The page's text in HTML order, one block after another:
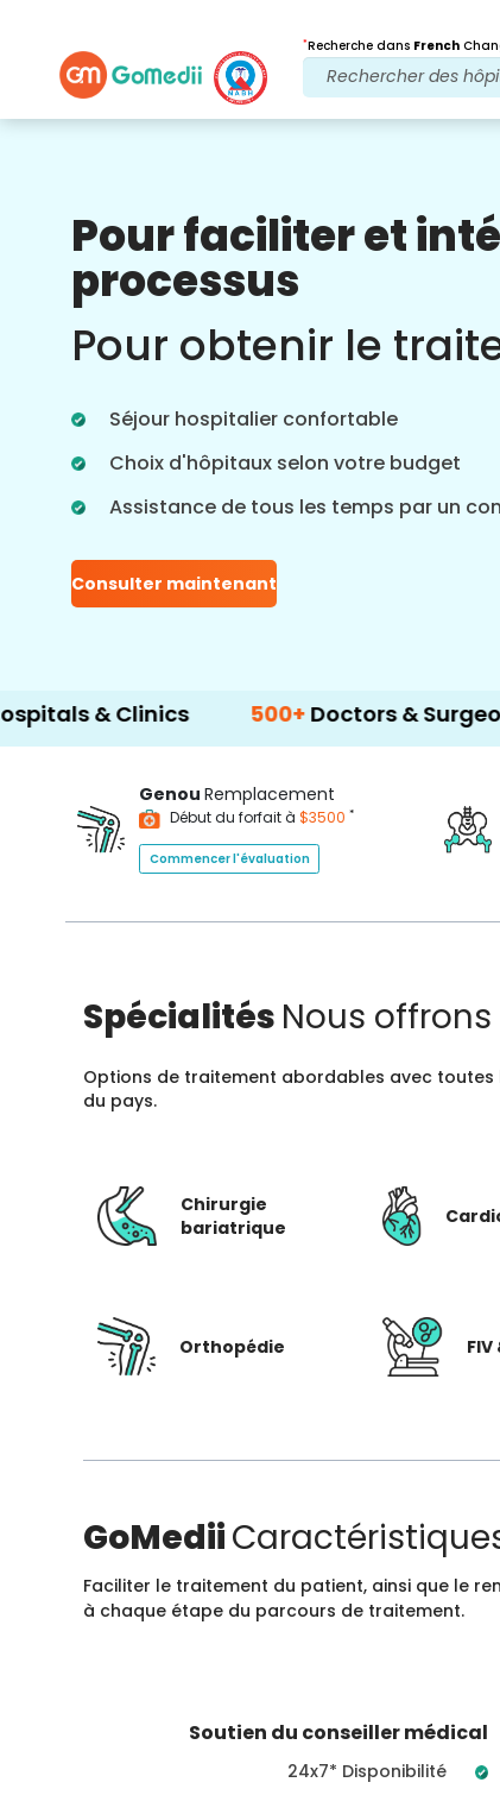
*Recherche dans French
Pour faciliter et
processus
Pour obtenir le
Séjour hospitalier confortable
Choix d'hôpitaux selon votre budget
Assistance de tous les temps par un
Consulter maintenant
Nos avantages
Vidéo en ligne
Consultations
Consultation en ligne avec nos
réel pour une meilleure expérience de
500+ Doctors & Surgeons 14+
Genou Remplacement
Début du forfait à $3500 *
Commencer l'évaluation
Spécialités Nous offrons
Options de traitement abordables avec
du pays.
Chirurgie
bariatrique
Orthopédie
GoMedii
Faciliter le traitement du patient, ainsi que le
à chaque étape du parcours de traitement.
Soutien du conseiller médical
24x7* Disponibilité